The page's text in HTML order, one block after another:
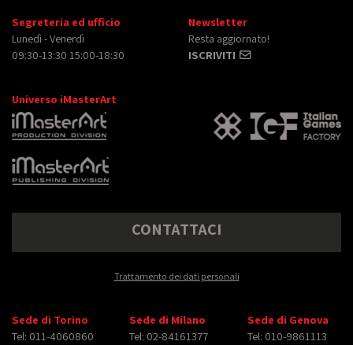
Segreteria ed ufficio
Lunedì - Venerdì
09:30-13:30 15:00-18:30
Newsletter
Resta aggiornato!
ISCRIVITI
Universo iMasterArt
CONTATTACI
Trattamento dei dati personali
Sede di Torino
Tel: 011-4060860
Sede di Milano
Tel: 02-84161377
Sede di Genova
Tel: 010-9861113